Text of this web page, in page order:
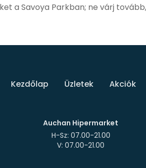
a Savoya Parkban; ne várj
Kezdőlap Üzletek Akciók
Auchan Hipermarket
H-Sz: 07.00-21.00